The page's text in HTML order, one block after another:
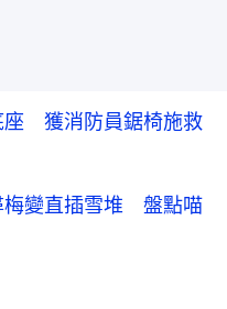
座 獲消防員鋸椅施救
變直插雪堆 盤點喵